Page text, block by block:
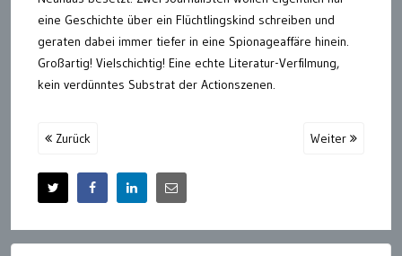
eine Geschichte über ein Flüchtlingskind schreiben und
geraten dabei immer tiefer in eine Spionageaffäre hinein.
Großartig! Vielschichtig! Eine echte Literatur-Verfilmung,
kein verdünntes Substrat der Actionszenen.
Zurück Weiter